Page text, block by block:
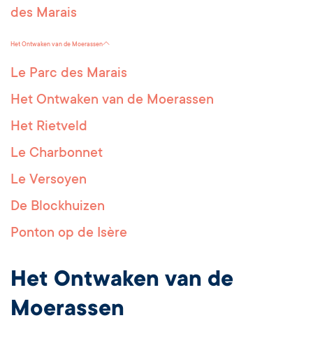
des Marais
Het Ontwaken van de Moerassen
Le Parc des Marais
Het Ontwaken van de Moerassen
Het Rietveld
Le Charbonnet
Le Versoyen
De Blockhuizen
Ponton op de Isère
Het Ontwaken van de
Moerassen